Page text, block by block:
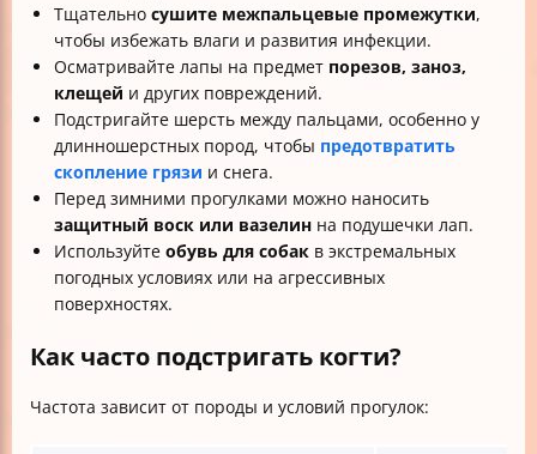
Тщательно сушите межпальцевые промежутки,
чтобы избежать влаги и развития инфекции.
Осматривайте лапы на предмет порезов, заноз,
клещей и других повреждений.
Подстригайте шерсть между пальцами, особенно у
длинношерстных пород, чтобы предотвратить
скопление грязи и снега.
Перед зимними прогулками можно наносить
защитный воск или вазелин на подушечки лап.
Используйте обувь для собак в экстремальных
погодных условиях или на агрессивных
поверхностях.
Как часто подстригать когти?
Частота зависит от породы и условий прогулок: